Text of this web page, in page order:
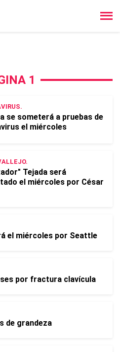
1
se someterá a pruebas de
el miércoles
Tejada será
el miércoles por César
el miércoles por Seattle
por fractura clavícula
de grandeza